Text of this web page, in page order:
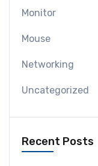
Monitor
Mouse
Networking
Uncategorized
Recent Posts